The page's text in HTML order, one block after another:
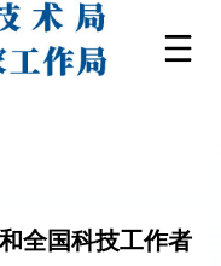
全国科技工作者